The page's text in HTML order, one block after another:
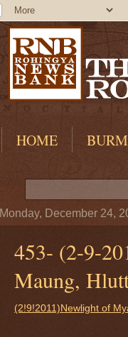
HOME
Monday, December 24,
453- (2-9-
Maung,
(2!9!2011)Newlight of